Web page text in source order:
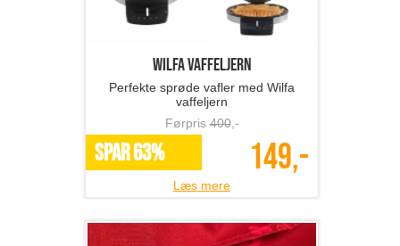
Wilfa vaffeljern
Perfekte sprøde vafler med Wilfa
vaffeljern
Førpris400,-
SPAR 63% 149,-
Læs mere